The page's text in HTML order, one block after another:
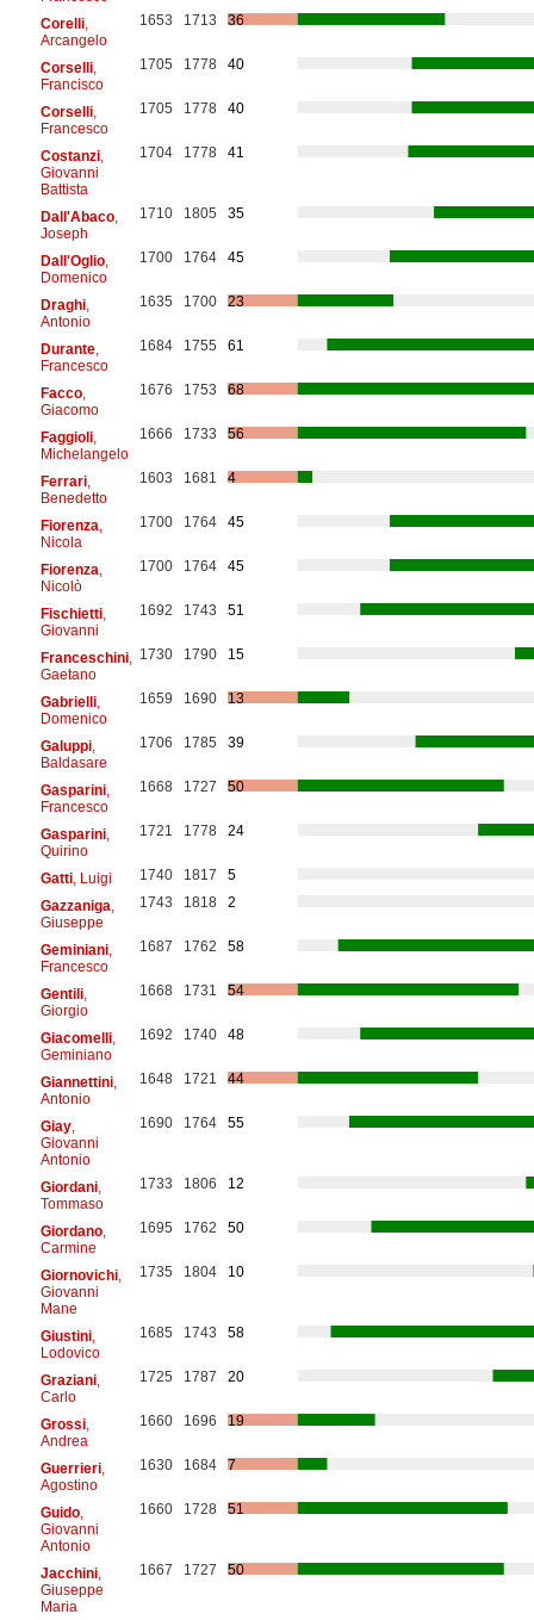
Corelli,
Arcangelo
1653 1713 36
Corselli,
Francisco
1705 1778 40
Corselli,
Francesco
1705 1778 40
Costanzi,
Giovanni
Battista
1704 1778 41
Dall'Abaco,
Joseph
1710 1805 35
Dall'Oglio,
Domenico
1700 1764 45
Draghi,
Antonio
1635 1700 23
Durante,
Francesco
1684 1755 61
Facco,
Giacomo
1676 1753 68
Faggioli,
Michelangelo
1666 1733 56
Ferrari,
Benedetto
1603 1681 4
Fiorenza
Nicola
1700 1764 45
Fiorenza
Nicolò
1700 1764 45
Fischietti,
Giovanni
1692 1743 51
Franceschini,
Gaetano
1730 1790 15
Gabrielli,
Domenico
1659 1690 13
Galuppi,
Baldasare
1706 1785 39
Gasparini,
Francesco
1668 1727 50
Gasparini,
Quirino
1721 1778 24
Gatti, Luigi 1740 1817
5
Gazzaniga
Giuseppe
1743 1818 2
Geminiani,
Francesco
1687 1762 58
Gentili,
Giorgio
1668 1731 54
Giacomelli,
Geminiano
1692 1740 48
Giannettini,
Antonio
1648 1721 44
Giay,
Giovanni
Antonio
1690 1764 55
Giordani,
Tommaso
1733 1806 12
Giordano,
Carmine
1695 1762 50
Giornovichi,
Giovanni
Mane
1735 1804 10
Giustini,
Lodovico
1685 1743 58
Graziani,
Carlo
1725 1787 20
Grossi,
Andrea
1660 1696 19
Guerrieri,
Agostino
1630 1684 7
Guido,
Giovanni
Antonio
1660 1728 51
Jacchini,
Giuseppe
Maria
1667 1727 50